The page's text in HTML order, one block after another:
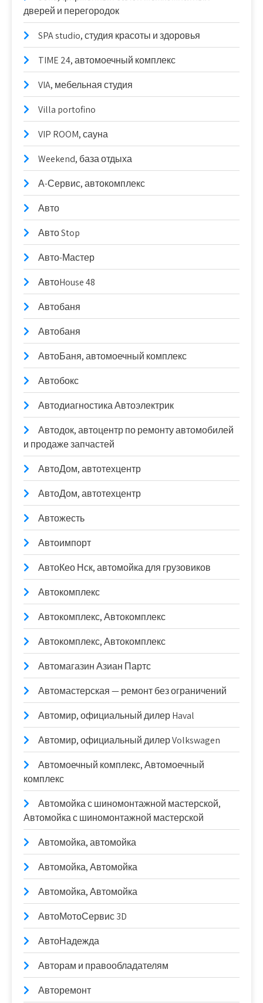
дверей и перегородок
SPA studio, студия красоты и здоровья
TIME 24, автомоечный комплекс
VIA, мебельная студия
Villa portofino
VIP ROOM, сауна
Weekend, база отдыха
А-Сервис, автокомплекс
Авто
Авто Stop
Авто-Мастер
АвтоHouse 48
Автобаня
Автобаня
АвтоБаня, автомоечный комплекс
Автобокс
Автодиагностика Автоэлектрик
Автодок, автоцентр по ремонту автомобилей
и продаже запчастей
АвтоДом, автотехцентр
АвтоДом, автотехцентр
Автожесть
Автоимпорт
АвтоКео Нск, автомойка для грузовиков
Автокомплекс
Автокомплекс, Автокомплекс
Автокомплекс, Автокомплекс
Автомагазин Азиан Партс
Автомастерская — ремонт без ограничений
Автомир, официальный дилер Haval
Автомир, официальный дилер Volkswagen
Автомоечный комплекс, Автомоечный
комплекс
Автомойка с шиномонтажной мастерской,
Автомойка с шиномонтажной мастерской
Автомойка, автомойка
Автомойка, Автомойка
Автомойка, Автомойка
АвтоМотоСервис 3D
АвтоНадежда
Авторам и правообладателям
Авторемонт